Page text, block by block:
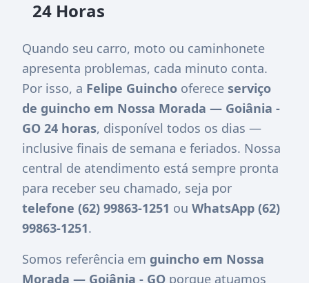
24 Horas
Quando seu carro, moto ou caminhonete
apresenta problemas, cada minuto conta.
Por isso, a Felipe Guincho oferece serviço
de guincho em Nossa Morada — Goiânia -
GO 24 horas, disponível todos os dias —
inclusive finais de semana e feriados. Nossa
central de atendimento está sempre pronta
para receber seu chamado, seja por
telefone (62) 99863-1251 ou WhatsApp (62)
99863-1251.
Somos referência em guincho em Nossa
Morada — Goiânia - GO porque atuamos